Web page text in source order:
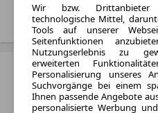
Treffer
Dacia
Wir bzw. Drittanbieter
technologische Mittel,
Tools auf unserer
Seitenfunktionen
Nutzungserlebnis zu
erweiterten
Personalisierung unseres
Suchvorgänge bei einem
Ihnen passende Angebote
personalisierte Werbung